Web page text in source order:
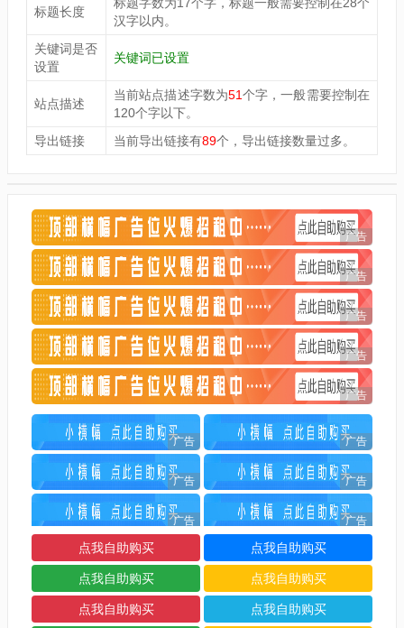
标题长度
标题字数为17个字，标题一般需要控制在28个
汉字以内。
关键词是否
设置
关键词已设置
站点描述
当前站点描述字数为51个字，一般需要控制在
120个字以下。
导出链接
当前导出链接有89个，导出链接数量过多。